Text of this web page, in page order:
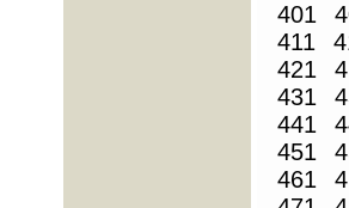
401
411
421
431
441
451
461